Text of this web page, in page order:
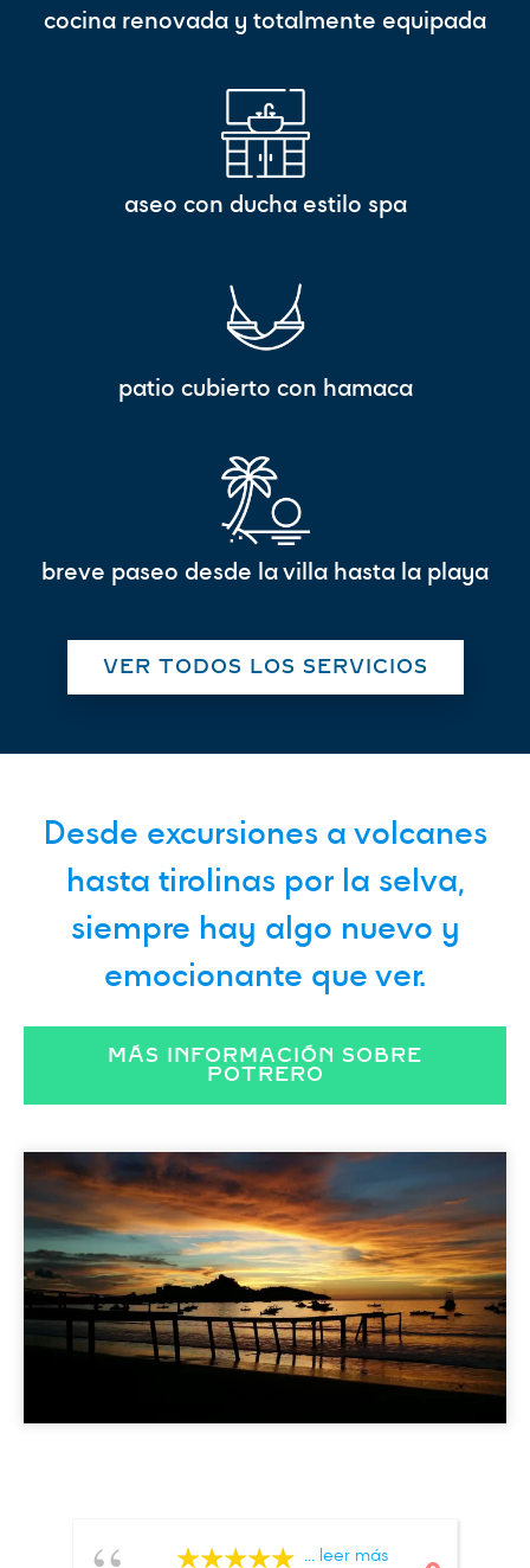
cocina renovada y totalmente equipada
aseo con ducha estilo spa
patio cubierto con hamaca
breve paseo desde la villa hasta la playa
VER TODOS LOS SERVICIOS
Desde excursiones a volcanes
hasta tirolinas por la selva,
siempre hay algo nuevo y
emocionante que ver.
MÁS INFORMACIÓN SOBRE
POTRERO
... leer más